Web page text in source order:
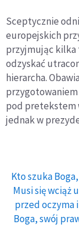
Sceptycznie
europejskich
przyjmując kilka
odzyskać
hierarcha.
pod pretekstem
jednak w
Kto szuka
Musi się wciąż
przed oczyma
Boga, swój